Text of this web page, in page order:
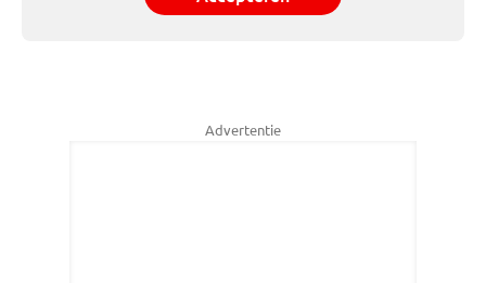
Advertentie